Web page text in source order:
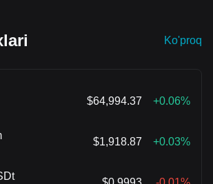
amalga oshirgani sababli aksiyalariKo'proq
$64,994.37 +0.06%
$1,918.87 +0.03%